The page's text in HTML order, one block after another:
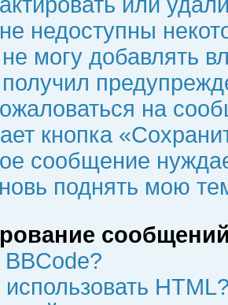
недоступны
могу добавлять
на
кнопка
сообщение
поднять мою
BBCode?